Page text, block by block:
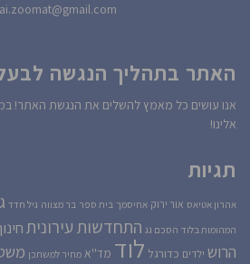
האתר בתהליך הנגשה
אנו עושים כל מאמץ להשלים את הנגשת האתר!
אלינו!
תגיות
אהרון אטיאס אור ירוק אחיסמך בית ספר בר מצווה גיל חדד
המהומות בלוד הסכם גג התחדשות עירונית
הרוש ילדים כדורגל לוד מד''א מחיר למשתכן